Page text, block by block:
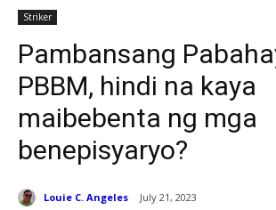
Striker
Pambansang
PBBM, hindi na kaya
maibebenta ng mga
benepisyaryo?
Louie C. Angeles July 21, 2023